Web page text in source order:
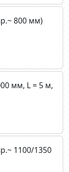
800 мм)
мм, L = 5 м,
1100/1350